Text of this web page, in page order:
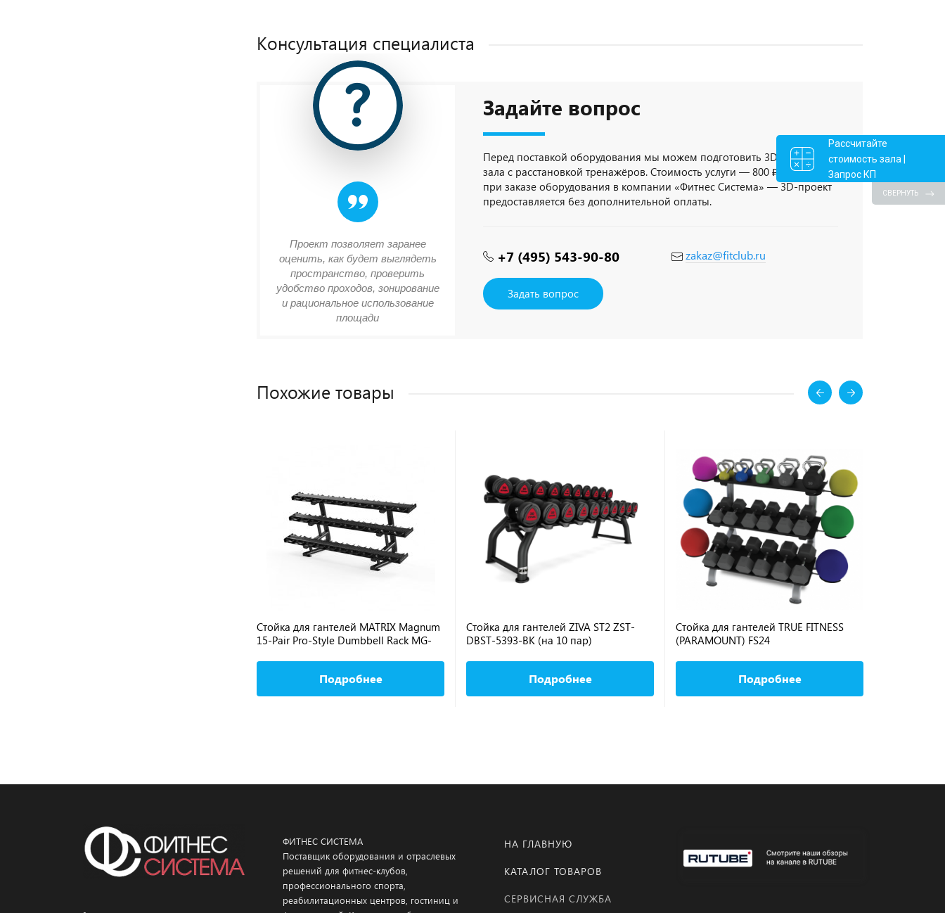
Консультация специалиста
Задайте вопрос
Перед поставкой оборудования мы можем подготовить 3D-проект
зала с расстановкой тренажёров. Стоимость услуги — 800 ₽/кв.метр,
при заказе оборудования в компании «Фитнес Система» — 3D-проект
предоставляется без дополнительной оплаты.
+7 (495) 543-90-80 zakaz@fitclub.ru
Задать вопрос
Проект позволяет заранее
оценить, как будет выглядеть
пространство, проверить
удобство проходов, зонирование
и рациональное использование
площади
Похожие товары
Стойка для гантелей MATRIX Magnum
15-Pair Pro-Style Dumbbell Rack MG-
Подробнее
Стойка для гантелей ZIVA ST2 ZST-
DBST-5393-BK (на 10 пар)
Подробнее
Стойка для гантелей TRUE FITNESS
(PARAMOUNT) FS24
Подробнее
ФИТНЕС СИСТЕМА
Поставщик оборудования и отраслевых
решений для фитнес-клубов,
профессионального спорта,
реабилитационных центров, гостиниц и
НА ГЛАВНУЮ
КАТАЛОГ ТОВАРОВ
СЕРВИСНАЯ СЛУЖБА
Рассчитайте
стоимость зала |
Запрос КП
СВЕРНУТЬ